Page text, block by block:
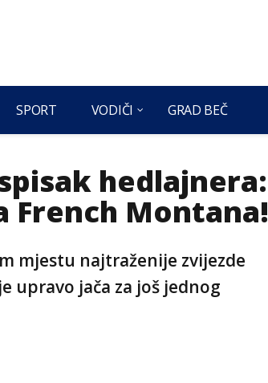
SPORT VODIČI GRAD BEČ
hedlajnera:
French Montana!
mjestu najtraženije zvijezde
upravo jača za još jednog